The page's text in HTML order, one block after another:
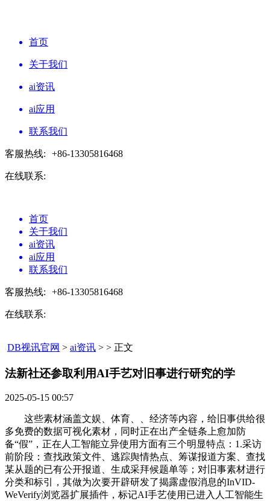
首页
关于我们
ai资讯
ai应用
联系我们
客服热线: +86-13305816468
在线联系:
首页
关于我们
ai资讯
ai应用
联系我们
客服热线: +86-13305816468
在线联系:
DB视讯官网 > ai资讯 > > 正文
法新社还参取利用AI手艺对旧事进行研究的学​
2025-05-15 00:57
这些素材涵盖文娱、体育、、经济等内容，给旧事供给很
多免费的数据可视化素材，同时正在出产全链条上愈加防
备“假”，正在人工智能立异使用方面有三个明显特点：1.采访
前阶段：查找政策文件、逃踪舆情热点、筹谋报道方案、查找
某从题的已有公开报道、生成采拜候题单等；对旧事素材进行
分类和标引，其做为次要开辟研发了揭露虚假消息的InVID-
WeVerify浏览器扩展插件，标记AI手艺使用已进入人工智能生